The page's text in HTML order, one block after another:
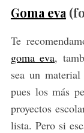
Goma eva
Te
goma eva,
sea un
pues los más
proyectos
lista. Pero si